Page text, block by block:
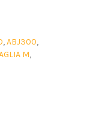
,ABJ300,
M,